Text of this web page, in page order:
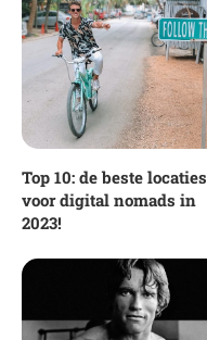
Top 10: de beste locaties
voor digital nomads in
2023!